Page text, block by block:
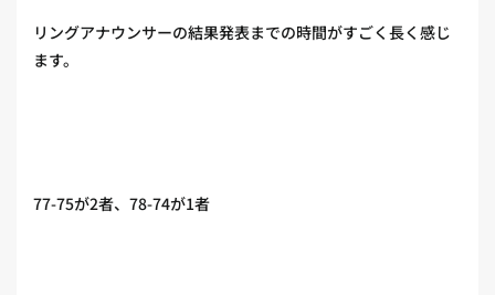
リングアナウンサーの結果発表までの時間がすごく長く感じ
ます。
77-75が2者、78-74が1者